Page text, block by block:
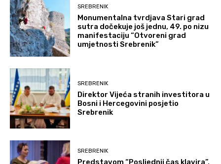
SREBRENIK
Monumentalna tvrdjava Stari grad
sutra dočekuje još jednu, 49. po nizu
manifestaciju “Otvoreni grad
umjetnosti Srebrenik”
SREBRENIK
Direktor Vijeća stranih investitora u
Bosni i Hercegovini posjetio
Srebrenik
SREBRENIK
Predstavom “Posljednji čas klavira”,